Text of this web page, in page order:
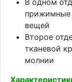
прижимные
вещей
Второе
тканевой
молнии